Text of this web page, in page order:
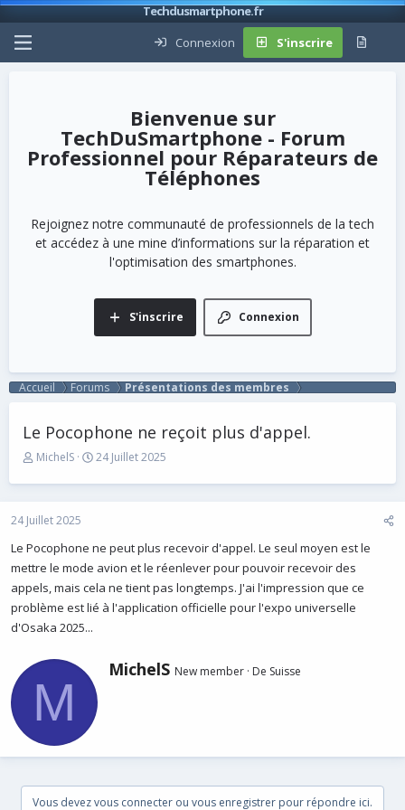
Techdusmartphone.fr
Connexion
S'inscrire
TechDuSmartphone - Forum
Professionnel pour Réparateurs de
Téléphones
Rejoignez notre communauté de professionnels de la tech
et accédez à une mine d’informations sur la réparation et
l'optimisation des smartphones.
Connexion
S'inscrire
Accueil Forums Présentations des membres
Le Pocophone ne reçoit plus d'appel.
A
t
u
d
u
s
u
e
MichelS
D
t
d
é
b
u
24 Juillet 2025
24 Juillet 2025
Le Pocophone ne peut plus recevoir d'appel. Le seul moyen est le
mettre le mode avion et le réenlever pour pouvoir recevoir des
appels, mais cela ne tient pas longtemps. J'ai l'impression que ce
problème est lié à l'application officielle pour l'expo universelle
d'Osaka 2025...
M
É
c
a
MichelS New member · De Suisse
Vous devez vous connecter ou vous enregistrer pour répondre ici.